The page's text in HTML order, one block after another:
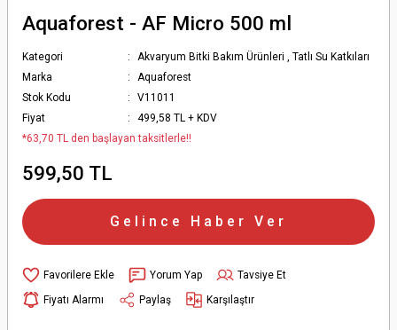
Aquaforest - AF Micro 500 ml
Kategori Akvaryum Bitki Bakım Ürünleri ,Tatlı Su Katkıları
Marka
Aquaforest
Stok Kodu
V11011
Fiyat
499,58 TL + KDV
*63,70 TL den başlayan taksitlerle!!
599,50 TL
Gelince Haber Ver
Yorum Yap
Tavsiye Et
Fiyatı Alarmı
Paylaş Karşılaştır